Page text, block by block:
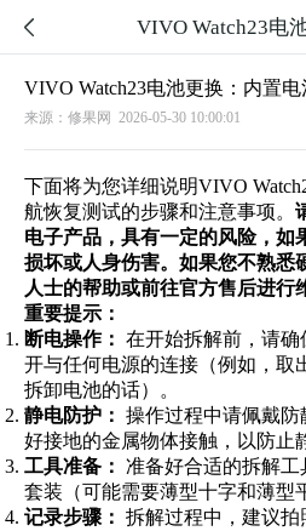

VIVO Watch23电池更换：内置
来源：修果网 2026-05-30 10:00:01
下面将为您详细说明VIVO
航恢复测试的步骤和注意事项。
电子产品，具有一定的风险，如
损坏或人身伤害。如果您不熟悉
人士的帮助或前往官方售后进行
重要提示：
断电操作： 在开始拆解前，请
开与任何电源的连接（例如，取
拆卸电池的话）。
静电防护： 操作过程中请佩戴防
好接地的金属物体接触，以防止
工具准备： 准备好合适的拆解
套装（可能需要薄型十字和薄型
记录步骤： 拆解过程中，建议